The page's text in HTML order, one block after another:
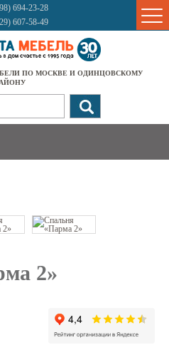
694-23-28
607-58-49
ПО МОСКВЕ И ОДИНЦОВСКОМУ
2»